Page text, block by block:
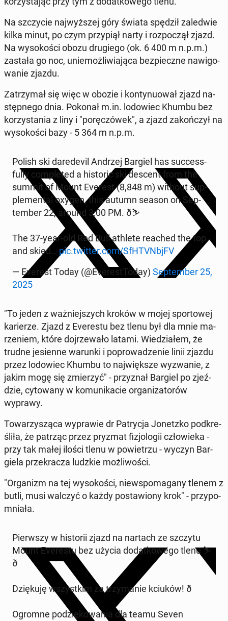
Na szczy­cie naj­wyż­szej góry świata spędził za­le­d­wie
kilka minut, po czym przy­piął narty i roz­po­czął zjazd.
Na wy­so­ko­ści obozu dru­gie­go (ok. 6 400 m n.p.m.)
zastała go noc, unie­moż­li­wia­ją­ca bez­piecz­ne na­wi­go­
wa­nie zjazdu.
Za­trzy­mał się więc w obozie i kon­ty­nu­ował zjazd na­
stęp­ne­go dnia. Pokonał m.in. lo­do­wiec Khumbu bez
ko­rzy­sta­nia z liny i "po­rę­czó­wek", a zjazd za­koń­czył na
wy­so­ko­ści bazy - 5 364 m n.p.m.
Polish ski da­re­de­vil Andrzej Bargiel has suc­cess­
ful­ly com­ple­ted a hi­sto­ric ski descent from the
summit of Mount Everest (8,848 m) without sup­
ple­men­tal oxygen, this autumn season on Sep­
tem­ber 22, around 3:00 PM. ð️⛷️
The 37-year-old Red Bull athlete reached the top
and skied… pic.twitter.com/SfH­TVN­bjFV
— Everest Today (@Eve­re­st­To­day) Sep­tem­ber 25,
2025
"To jeden z waż­niej­szych kroków w mojej spor­to­wej
ka­rie­rze. Zjazd z Eve­re­stu bez tlenu był dla mnie ma­
rze­niem, które doj­rze­wa­ło latami. Wie­dzia­łem, że
trudne je­sien­ne warunki i po­pro­wa­dze­nie linii zjazdu
przez lo­do­wiec Khumbu to naj­więk­sze wy­zwa­nie, z
jakim mogę się zmie­rzyć" - przy­znał Bargiel po zjeź­
dzie, cy­to­wa­ny w ko­mu­ni­ka­cie or­ga­ni­za­to­rów
wyprawy.
To­wa­rzy­szą­ca wy­pra­wie dr Pa­try­cja Jo­netz­ko pod­kre­
śli­ła, że patrząc przez pryzmat fi­zjo­lo­gii czło­wie­ka -
przy tak małej ilości tlenu w po­wie­trzu - wyczyn Bar­
gie­la prze­kra­cza ludzkie moż­li­wo­ści.
"Or­ga­nizm na tej wy­so­ko­ści, nie­wspo­ma­ga­ny tlenem z
butli, musi walczyć o każdy po­sta­wio­ny krok" - przy­po­
mnia­ła.
Pierw­szy w hi­sto­rii zjazd na nartach ze szczytu
Mount Eve­re­stu bez użycia do­dat­ko­we­go tlenu ⛷️
ð️
Dzię­ku­ję wszyst­kim za trzy­ma­nie kciuków! ð
Ogromne po­dzię­ko­wa­nia dla teamu Seven